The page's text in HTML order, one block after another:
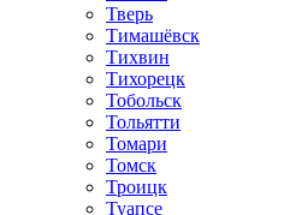
Тверь
Тимашёвск
Тихвин
Тихорецк
Тобольск
Тольятти
Томари
Томск
Троицк
Туапсе